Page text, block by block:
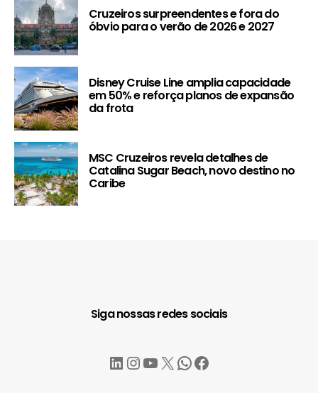
Cruzeiros surpreendentes e fora do
óbvio para o verão de 2026 e 2027
Disney Cruise Line amplia capacidade
em 50% e reforça planos de expansão
da frota
MSC Cruzeiros revela detalhes de
Catalina Sugar Beach, novo destino no
Caribe
Siga nossas redes sociais
LinkedIn
Instagram
YouTube
X WhatsApp
Facebook